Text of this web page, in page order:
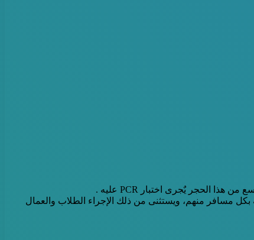
بكل مسافر منهم، ويستثنى من ذلك الإجراء الطلاب والعمال